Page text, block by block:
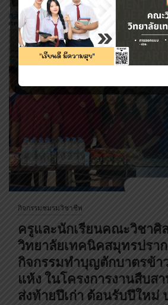
กิจกรรมชมรมวิชาชีพ
ครูและนักเรียนคณะวิชาศิ
วิทยาลัยเทคนิคสมุทรปราก
กิจกรรมทำบุญตักบาตรข้า
แห้ง ในโครงการงานสืบส
ส่งท้ายปีเก่า ต้อนรับปีใหม่